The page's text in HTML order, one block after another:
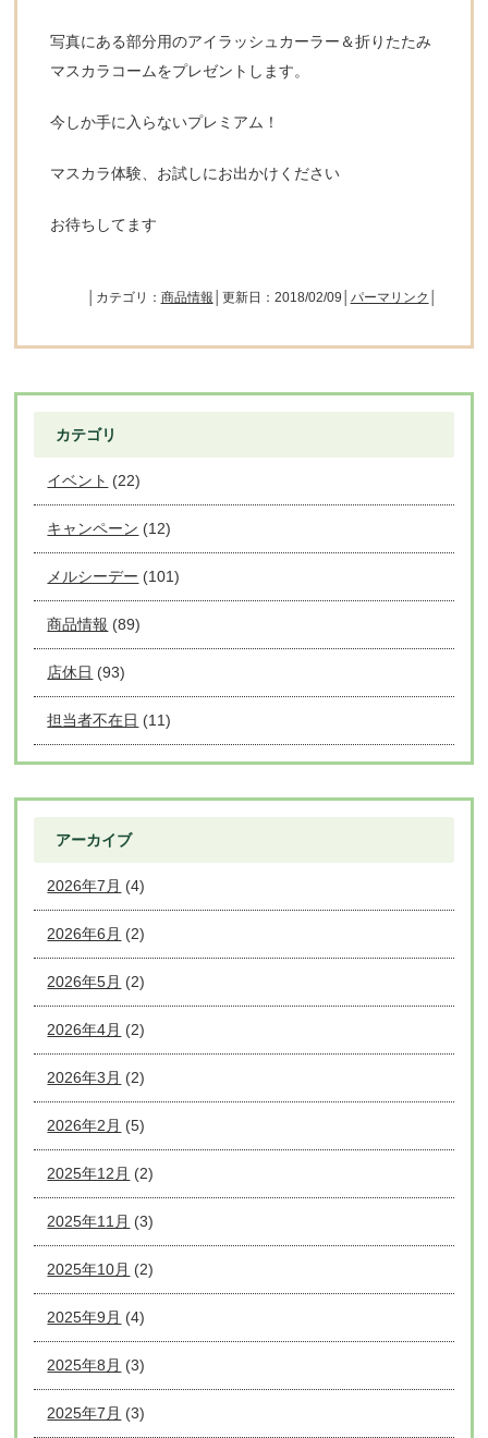
写真にある部分用のアイラッシュカーラー＆折りたたみ
マスカラコームをプレゼントします。
今しか手に入らないプレミアム！
マスカラ体験、お試しにお出かけください
お待ちしてます
│カテゴリ： 商品情報 │更新日：2018/02/09│ パーマリンク
カテゴリ
イベント (22)
キャンペーン (12)
メルシーデー (101)
商品情報 (89)
店休日 (93)
担当者不在日 (11)
アーカイブ
2026年7月 (4)
2026年6月 (2)
2026年5月 (2)
2026年4月 (2)
2026年3月 (2)
2026年2月 (5)
2025年12月 (2)
2025年11月 (3)
2025年10月 (2)
2025年9月 (4)
2025年8月 (3)
2025年7月 (3)